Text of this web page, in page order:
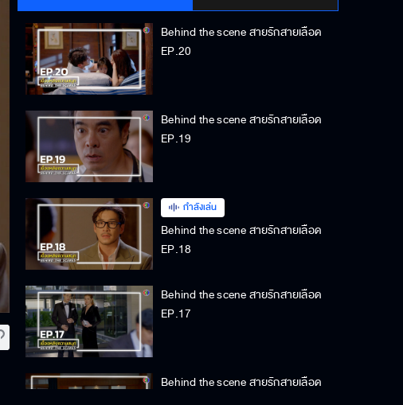
Behind the scene สายรักสายเลือด
EP.20
Behind the scene สายรักสายเลือด
EP.19
กำลังเล่น
Behind the scene สายรักสายเลือด
EP.18
Behind the scene สายรักสายเลือด
EP.17
Behind the scene สายรักสายเลือด